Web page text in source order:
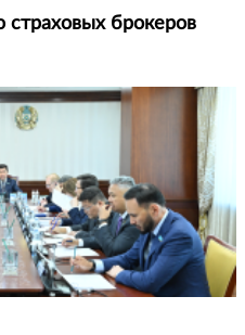
страховых брокеров